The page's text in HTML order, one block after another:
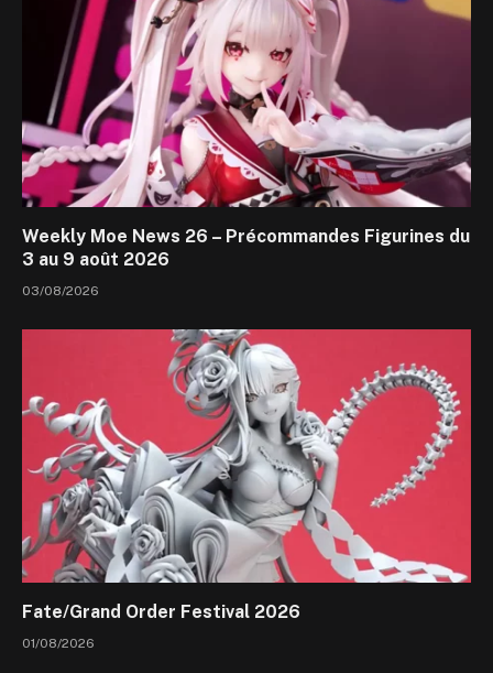
Weekly Moe News 26 – Précommandes Figurines du
3 au 9 août 2026
03/08/2026
Fate/Grand Order Festival 2026
01/08/2026